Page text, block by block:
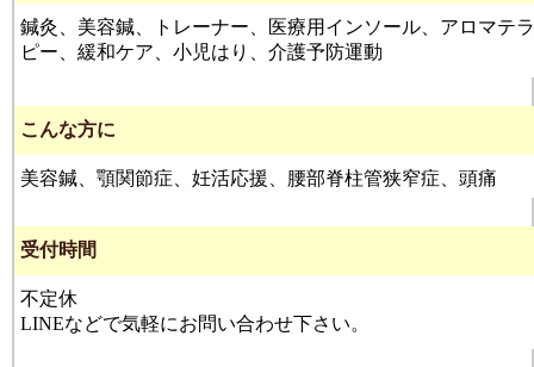
鍼灸、美容鍼、トレーナー、医療用インソール、アロマテラ
ピー、緩和ケア、小児はり、介護予防運動
こんな方に
美容鍼、顎関節症、妊活応援、腰部脊柱管狭窄症、頭痛
受付時間
不定休
LINEなどで気軽にお問い合わせ下さい。